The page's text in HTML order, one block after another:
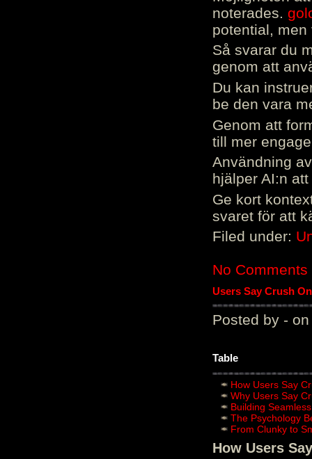
noterades.
potential, men
Så svarar du
genom att
Du kan
be den vara
Genom att
till mer
Användning
hjälper AI:n
Ge kort
svaret för att
Filed under:
No Comments
Users Say Crush
Posted by - on
Table
How Users Say
Why Users Say
Building
The Psychology
From Clunky to
How Users